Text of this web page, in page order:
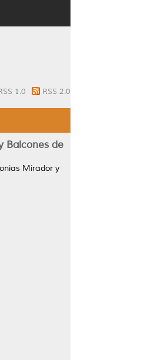
1.0 RSS 2.0
Balcones de
Mirador y